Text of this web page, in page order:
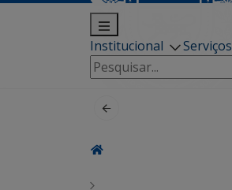
Institucional Serviços
Pesquisar
por: